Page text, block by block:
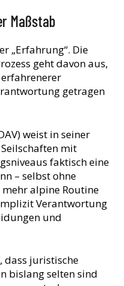
Maßstab
„Erfahrung“. Die
geht davon aus,
getragen
weist in seiner
mit
faktisch eine
– selbst ohne
alpine Routine
Verantwortung
und
dass juristische
bislang selten sind